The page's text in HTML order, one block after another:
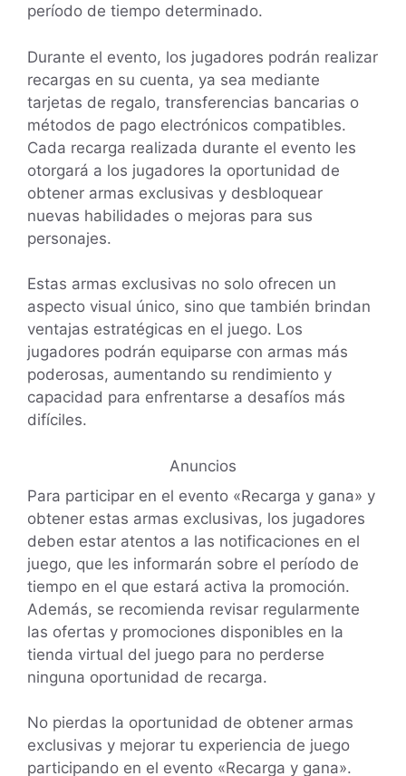
período de tiempo determinado.
Durante el evento, los jugadores podrán realizar
recargas en su cuenta, ya sea mediante
tarjetas de regalo, transferencias bancarias o
métodos de pago electrónicos compatibles.
Cada recarga realizada durante el evento les
otorgará a los jugadores la oportunidad de
obtener armas exclusivas y desbloquear
nuevas habilidades o mejoras para sus
personajes.
Estas armas exclusivas no solo ofrecen un
aspecto visual único, sino que también brindan
ventajas estratégicas en el juego. Los
jugadores podrán equiparse con armas más
poderosas, aumentando su rendimiento y
capacidad para enfrentarse a desafíos más
difíciles.
Anuncios
Para participar en el evento «Recarga y gana» y
obtener estas armas exclusivas, los jugadores
deben estar atentos a las notificaciones en el
juego, que les informarán sobre el período de
tiempo en el que estará activa la promoción.
Además, se recomienda revisar regularmente
las ofertas y promociones disponibles en la
tienda virtual del juego para no perderse
ninguna oportunidad de recarga.
No pierdas la oportunidad de obtener armas
exclusivas y mejorar tu experiencia de juego
participando en el evento «Recarga y gana».